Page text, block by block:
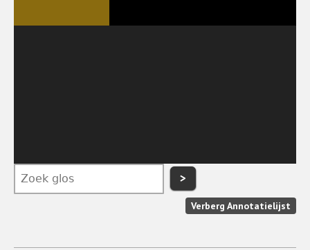
>
Verberg Annotatielijst